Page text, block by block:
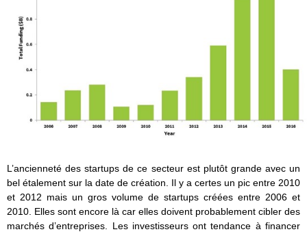
L’ancienneté des startups de ce secteur est plutôt grande avec un
bel étalement sur la date de création. Il y a certes un pic entre 2010
et 2012 mais un gros volume de startups créées entre 2006 et
2010. Elles sont encore là car elles doivent probablement cibler des
marchés d’entreprises. Les investisseurs ont tendance à financer